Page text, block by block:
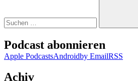
Podcast abonnieren
Apple PodcastsAndroidby EmailRSS
Achiv